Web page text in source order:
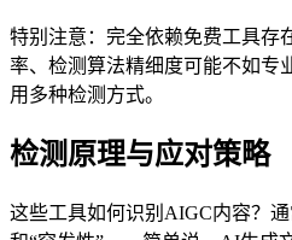
特别注意：完全依赖免费工具存
率、检测算法精细度可能不如专
用多种检测方式。
检测原理与应对策略
这些工具如何识别AIGC内容？